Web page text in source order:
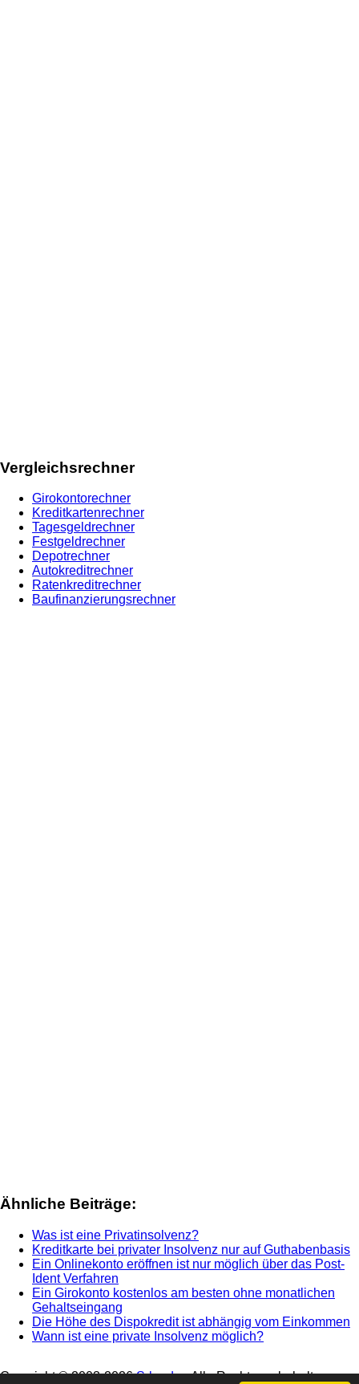
Vergleichsrechner
Girokontorechner
Kreditkartenrechner
Tagesgeldrechner
Festgeldrechner
Depotrechner
Autokreditrechner
Ratenkreditrechner
Baufinanzierungsrechner
Ähnliche Beiträge:
Was ist eine Privatinsolvenz?
Kreditkarte bei privater Insolvenz nur auf Guthabenbasis
Ein Onlinekonto eröffnen ist nur möglich über das Post-
Ident Verfahren
Ein Girokonto kostenlos am besten ohne monatlichen
Gehaltseingang
Die Höhe des Dispokredit ist abhängig vom Einkommen
Wann ist eine private Insolvenz möglich?
Copyright © 2003-2026Srbg.de- Alle Rechte vorbehalten -